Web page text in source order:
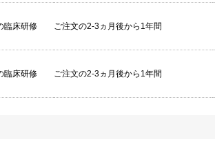
臨床研修
ご注文の2-3ヵ月後から1年間
臨床研修
ご注文の2-3ヵ月後から1年間